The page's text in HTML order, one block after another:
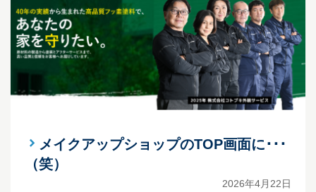
メイクアップショップのTOP画面に･･･
（笑）
2026年4月22日